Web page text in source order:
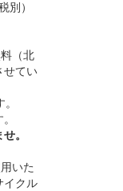
）
（北
せてい
。
いた
イクル